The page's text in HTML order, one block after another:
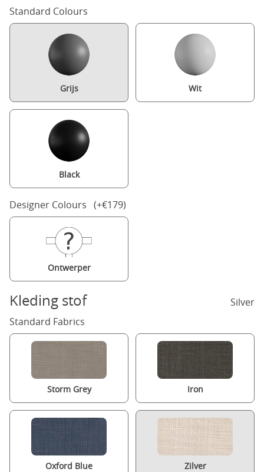
Standard Colours
Grijs Wit
Black
Designer Colours (+€179)
Ontwerper
Kleding stof
Silver
Standard Fabrics
Storm Grey Iron
Oxford Blue Zilver